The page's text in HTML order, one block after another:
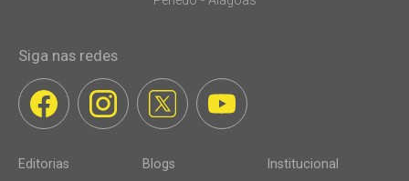
Siga nas redes
Editorias Blogs Institucional